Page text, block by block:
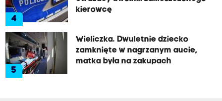
4
kierowcę
5
Wieliczka. Dwuletnie dziecko
zamknięte w nagrzanym aucie,
matka była na zakupach